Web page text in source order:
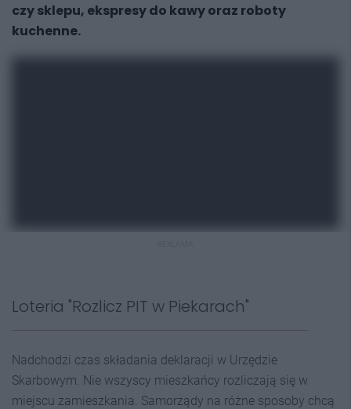
czy sklepu, ekspresy do kawy oraz roboty
kuchenne.
Loteria "Rozlicz PIT w Piekarach"
Nadchodzi czas składania deklaracji w Urzędzie
Skarbowym. Nie wszyscy mieszkańcy rozliczają się w
miejscu zamieszkania. Samorządy na różne sposoby chcą